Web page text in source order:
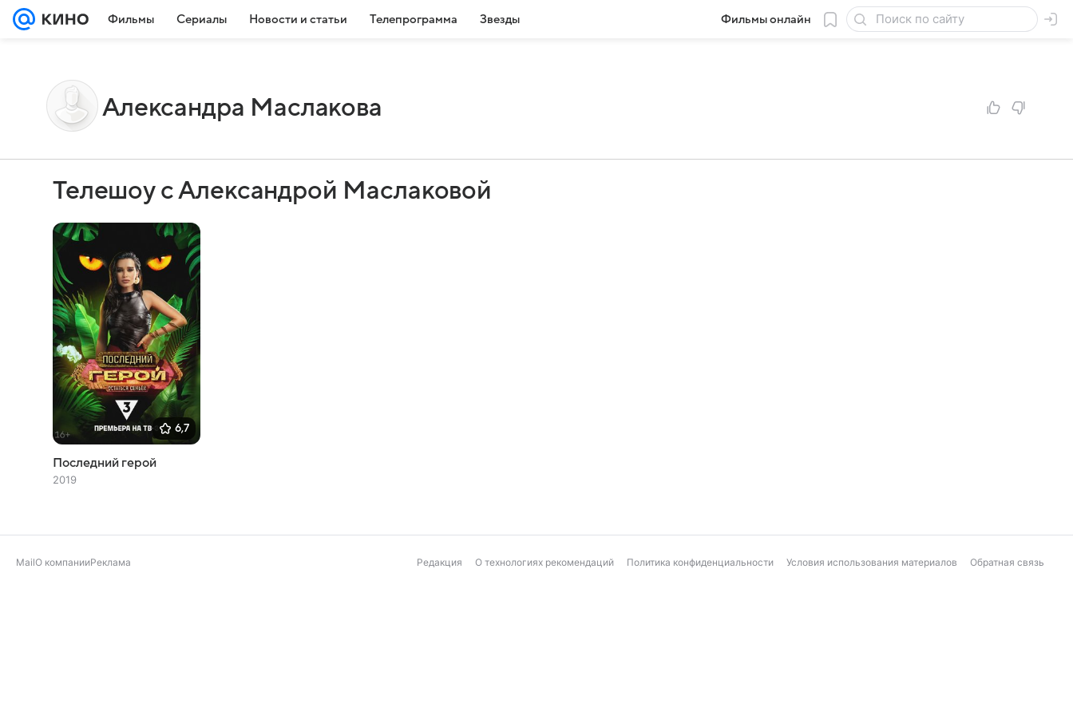
Фильмы Сериалы Новости и статьи Телепрограмма Звезды Фильмы онлайн
Александра Маслакова
Телешоу с Александрой Маслаковой
6,7
Последний герой
2019
MailО компанииРеклама Редакция О технологиях рекомендаций Политика конфиденциальности Условия использования материалов Обратная связь